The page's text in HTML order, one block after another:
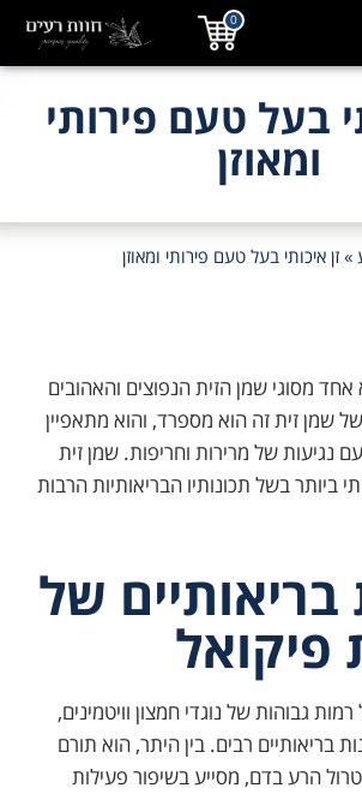
0
בעל טעם פירותי
ומאוזן
» זן איכותי בעל טעם פירותי ומאוזן
אחד מסוגי שמן הזית הנפוצים והאהובים
שמן זית זה הוא מספרד, והוא מתאפיין
נגיעות של מרירות וחריפות. שמן זית
ביותר בשל תכונותיו הבריאותיות הרבות
בריאותיים של
פיקואל
רמות גבוהות של נוגדי חמצון וויטמינים,
בריאותיים רבים. בין היתר, הוא תורם
הרע בדם, מסייע בשיפור פעילות